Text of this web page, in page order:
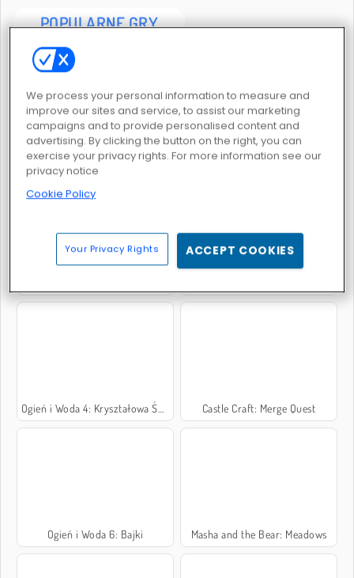
POPULARNE GRY
Ogień i Woda 5: Żywioły Fun Race 3D
Ogień i Woda 4: Kryształowa Świątynia Castle Craft: Merge Quest
Ogień i Woda 6: Bajki Masha and the Bear: Meadows
We process your personal information to measure and
improve our sites and service, to assist our marketing
campaigns and to provide personalised content and
advertising. By clicking the button on the right, you can
exercise your privacy rights. For more information see our
privacy notice
Cookie Policy
Your Privacy Rights ACCEPT COOKIES